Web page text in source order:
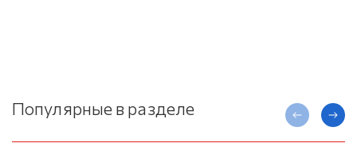
Популярные в разделе